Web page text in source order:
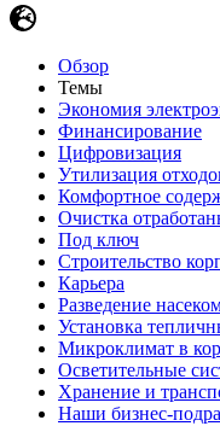
Обзор
Темы
Экономия
Финансирование
Цифровизация
Утилизация
Комфортное
Очистка
Под ключ
Строительство
Карьера
Разведение
Установка
Микроклимат в
Осветительные
Хранение и
Наши бизнес-